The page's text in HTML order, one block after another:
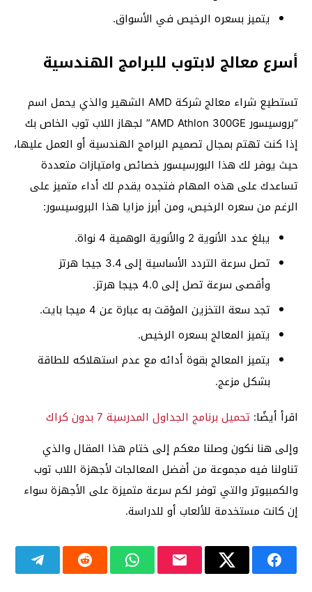
يتميز بسعره الرخيص في الأسواق.
أسرع معالج لابتوب للبرامج الهندسية
تستطيع شراء معالج شركة AMD الشهير والذي يحمل اسم
“بروسيسور AMD Athlon 300GE” لجهاز اللاب توب الخاص بك
إذا كنت تهتم بمجال تصميم البرامج الهندسية أو العمل عليها،
حيث يوفر لك هذا البورسيسور خصائص وامتيازات متعددة
تساعدك على هذه المهام فتجده يقدم لك أداء متميز على
الرغم من سعره الرخيص، ومن أبرز مزايا هذا البروسيسور:
يبلغ عدد الأنوية 2 والأنوية الوهمية 4 نواة.
تصل سرعة التردد الأساسية إلى 3.4 جيجا هرتز
وأقصى سرعة تصل إلى 4.0 جيجا هرتز.
تجد سعة التخزين المؤقت به عبارة عن 4 ميجا بايت.
يتميز المعالج بسعره الرخيص.
يتميز المعالج بقوة أدائه مع عدم استهلاكه للطاقة
بشكل مزعج.
اقرأ أيضًا: تحميل برنامج الجداول المدرسية 7 بدون كراك
وإلى هنا نكون وصلنا معكم إلى ختام هذا المقال والذي
تناولنا فيه مجموعة من أفضل المعالجات لأجهزة اللاب توب
والكمبيوتر والتي توفر لكم سرعة متميزة على الأجهزة سواء
إن كانت مستخدمة للألعاب أو للدراسة.